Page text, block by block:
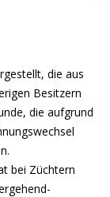
die aus
Besitzern
die aufgrund
bei Züchtern